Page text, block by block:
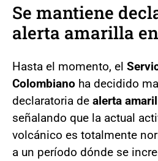
Se mantiene
alerta amarilla
Hasta el momento, el
Colombiano ha decidido
declaratoria de alerta
señalando que la actual
volcánico es totalmente
a un período dónde se